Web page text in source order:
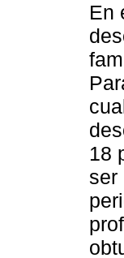
En
18
ser